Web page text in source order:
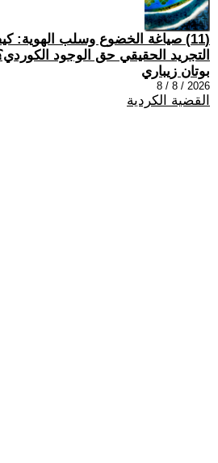
(11) صياغة الخضوع وسلب الهوية:
التجريد الحقيقي حق الوجود
بوتان زيباري
2026 / 8 / 8
القضية الكردية